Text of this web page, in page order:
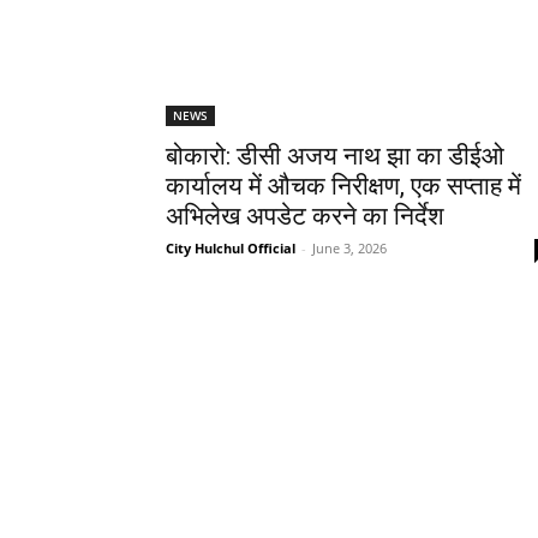
NEWS
बोकारो: डीसी अजय नाथ झा का डीईओ
कार्यालय में औचक निरीक्षण, एक सप्ताह में
अभिलेख अपडेट करने का निर्देश
City Hulchul Official - June 3, 2026